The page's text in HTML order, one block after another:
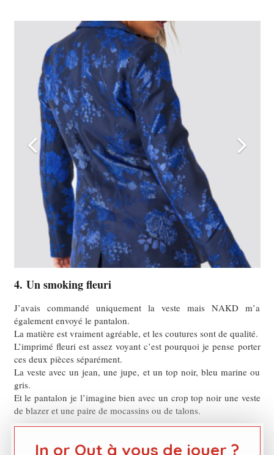
4. Un smoking fleuri
J’avais commandé uniquement la veste mais NAKD m’a
également envoyé le pantalon.
La matière est vraiment agréable, et les coutures sont de qualité.
L’imprimé fleuri est assez voyant c’est pourquoi je pense porter
ces deux pièces séparément.
La veste avec un jean, une jupe, et un top noir, bleu marine ou
gris.
Et le pantalon je l’imagine bien avec un crop top noir une veste
de blazer et une paire de mocassins ou de talons.
In or Out à vous de jouer ?